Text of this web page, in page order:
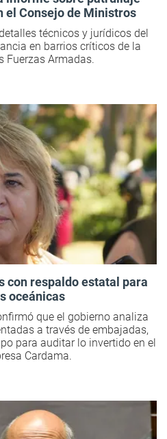
el Consejo de Ministros
técnicos y jurídicos del
en barrios críticos de la
Fuerzas Armadas.
con respaldo estatal para
oceánicas
que el gobierno analiza
a través de embajadas,
para auditar lo invertido en el
Cardama.